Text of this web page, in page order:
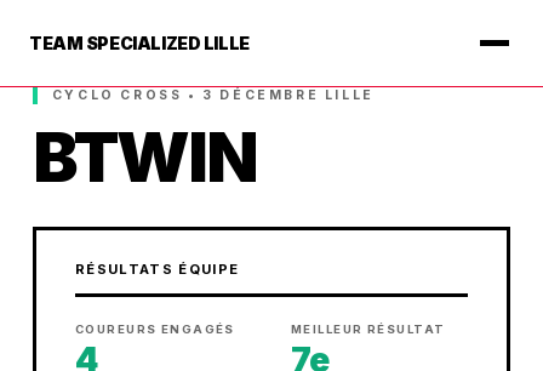
TEAM SPECIALIZED LILLE
CYCLO CROSS • 3 DÉCEMBRE LILLE
BTWIN
RÉSULTATS ÉQUIPE
COUREURS ENGAGÉS
4
MEILLEUR RÉSULTAT
7e